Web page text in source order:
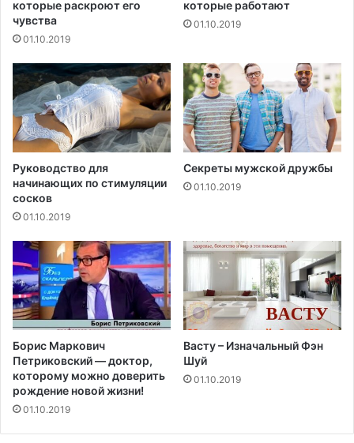
м
о
а
щ
и
т
о
и
д
н
о
е
л
е
з
ы
с
я
д
о
р
о
в
ь
е
м
з
а
о
у
в
л
е
ч
е
н
и
е
которые раскроют его
чувства
01.10.2019
которые работают
01.10.2019
Руководство для
начинающих по стимуляции
сосков
01.10.2019
Секреты мужской дружбы
01.10.2019
Борис Маркович
Петриковский — доктор,
которому можно доверить
рождение новой жизни!
01.10.2019
Васту – Изначальный Фэн
Шуй
01.10.2019